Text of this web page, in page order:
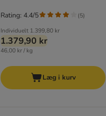
Individuelt 1.399,80 kr
1.379,90 kr
46,00 kr / kg
Rating: 4.4/5 (5)
Læg i kurv